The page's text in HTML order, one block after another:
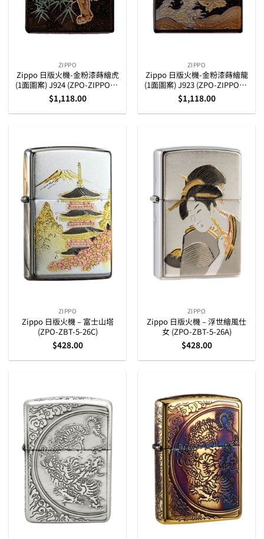
ZIPPO
Zippo 日版火機-金粉漆蒔繪虎
(1面圖案) J924 (ZPO-ZIPPO-1-
J924)
$1,118.00
ZIPPO
Zippo 日版火機-金粉漆蒔繪龍
(1面圖案) J923 (ZPO-ZIPPO-1-
J923)
$1,118.00
ZIPPO
Zippo 日版火機 – 富士山塔
(ZPO-ZBT-5-26C)
$428.00
ZIPPO
Zippo 日版火機 – 浮世繪風仕
女 (ZPO-ZBT-5-26A)
$428.00